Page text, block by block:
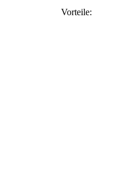
Vorteile: